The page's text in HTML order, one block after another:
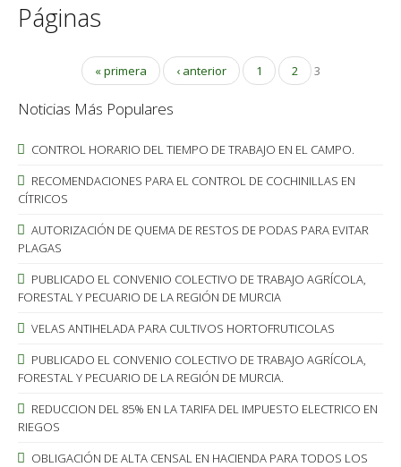
Páginas
« primera ‹ anterior 1 2 3
Noticias Más Populares
CONTROL HORARIO DEL TIEMPO DE TRABAJO EN EL CAMPO.
RECOMENDACIONES PARA EL CONTROL DE COCHINILLAS EN
CÍTRICOS
AUTORIZACIÓN DE QUEMA DE RESTOS DE PODAS PARA EVITAR
PLAGAS
PUBLICADO EL CONVENIO COLECTIVO DE TRABAJO AGRÍCOLA,
FORESTAL Y PECUARIO DE LA REGIÓN DE MURCIA
VELAS ANTIHELADA PARA CULTIVOS HORTOFRUTICOLAS
PUBLICADO EL CONVENIO COLECTIVO DE TRABAJO AGRÍCOLA,
FORESTAL Y PECUARIO DE LA REGIÓN DE MURCIA.
REDUCCION DEL 85% EN LA TARIFA DEL IMPUESTO ELECTRICO EN
RIEGOS
OBLIGACIÓN DE ALTA CENSAL EN HACIENDA PARA TODOS LOS